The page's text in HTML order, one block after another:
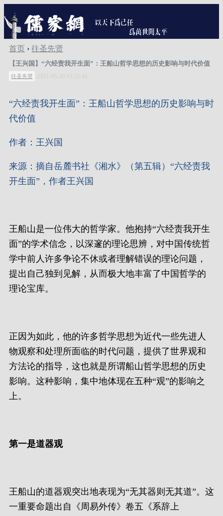
首页 › 往圣先贤
【王兴国】“六经责我开生面”：王船山哲学思想的历史影响与时代价值
往圣先贤 2021-05-20 15:52:45
“六经责我开生面”：王船山哲学思想的历史影响与时
代价值
作者：王兴国
来源：摘自岳麓书社《湘水》（第五辑）“六经责我
开生面”，作者王兴国
王船山是一位伟大的哲学家。他抱持“六经责我开生
面”的学术信念，以深邃的理论思辨，对中国传统哲
学中前人许多争论不休或者理解错误的理论问题，
提出自己独到见解，从而极大地丰富了中国哲学的
理论宝库。
正因为如此，他的许多哲学思想为近代一些先进人
物观察和处理所面临的时代问题，提供了世界观和
方法论的指导，这也就是所谓船山哲学思想的历史
影响。这种影响，集中地体现在五种“观”的影响之
上。
第一是道器观
王船山的道器观突出地表现为“无其器则无其道”。这
一重要命题出自《周易外传》卷五《系辞上